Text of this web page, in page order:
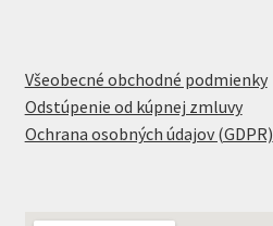
Všeobecné obchodné podmienky
Odstúpenie od kúpnej zmluvy
Ochrana osobných údajov (GDPR)